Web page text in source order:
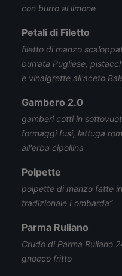
con burro al limone
Petali di Filetto
filetto di manzo
burrata Pugliese,
e vinaigrette all'aceto
Gambero 2.0
gamberi cotti in
formaggi fusi, lattuga
all'erba cipollina
Polpette
polpette di manzo fatte
tradizionale Lombarda”
Parma Ruliano
Crudo di Parma Ruliano
gnocco fritto